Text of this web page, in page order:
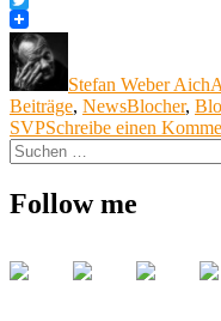
Twitter
Stefan Weber Aich
Beiträge, NewsBlocher,
SVPSchreibe einen
Suche
nach:
Follow me